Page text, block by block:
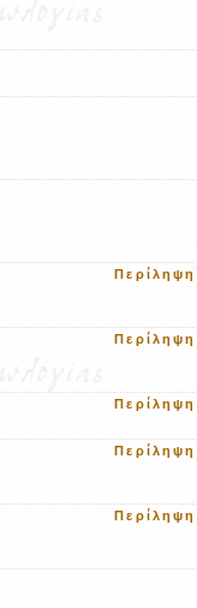
Περίληψη
Περίληψη
Περίληψη
Περίληψη
Περίληψη